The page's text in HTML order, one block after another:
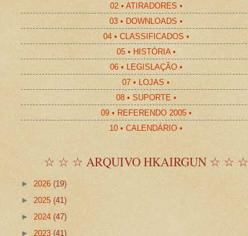
02 • ATIRADORES •
03 • DOWNLOADS •
04 • CLASSIFICADOS •
05 • HISTÓRIA •
06 • LEGISLAÇÃO •
07 • LOJAS •
08 • SUPORTE •
09 • REFERENDO 2005 •
10 • CALENDÁRIO •
☆ ☆ ☆ ARQUIVO HKAIRGUN ☆ ☆ ☆
► 2026 (19)
► 2025 (41)
► 2024 (47)
► 2023 (41)